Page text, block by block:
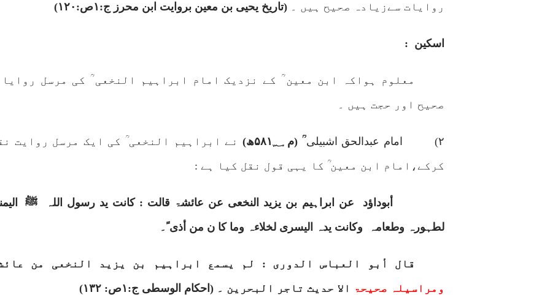
روایات سےزیادہ صحیح ہیں ۔ (تاریخ یحیی بن معین بروایت ابن محرز ج: ۱ص: ۱۲۰)
اسکین :
معلوم ہواکہ ابن معین ؒ کے نزدیک امام ابراہیم النخعی ؒ کی مرسل
صحیح اور حجت ہیں ۔
۲) امام عبدالحق اشبیلیؒ (م۵۸۱؁ھ) نے ابراہیم النخعی ؒ کی ایک مرسل روایت
کرکے،امام ابن معین ؒ کا یہی قول نقل کیا ہے :
أبوداؤد عن ابراہیم بن یزید النخعی عن عائشۃ قالت : کانت ید رسول اللہ ﷺ
لطہورہ وطعامہ
وکانت یدہ الیسری لخلاءہ وما کا ن من أذی ً۔
قال أبو العباس الدوری : لم یسمع ابراہیم بن یزید النخعی من
ومراسیلہ صحیحۃ الا حدیث تاجر البحرین ۔ (احکام الوسطی ج: ۱ص: ۱۳۲)